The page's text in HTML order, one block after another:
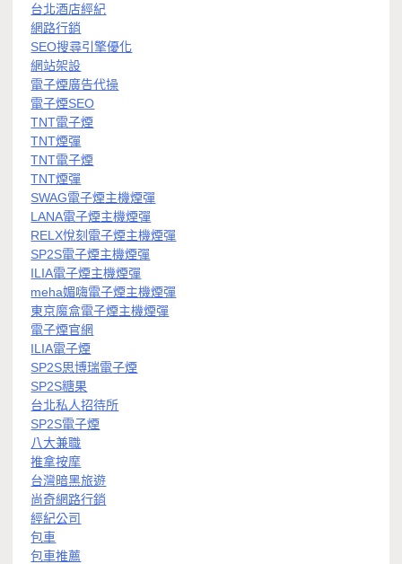
台北酒店經紀
網路行銷
SEO搜尋引擎優化
網站架設
電子煙廣告代操
電子煙SEO
TNT電子煙
TNT煙彈
TNT電子煙
TNT煙彈
SWAG電子煙主機煙彈
LANA電子煙主機煙彈
RELX悅刻電子煙主機煙彈
SP2S電子煙主機煙彈
ILIA電子煙主機煙彈
meha媚嗨電子煙主機煙彈
東京魔盒電子煙主機煙彈
電子煙官網
ILIA電子煙
SP2S思博瑞電子煙
SP2S糖果
台北私人招待所
SP2S電子煙
八大兼職
推拿按摩
台灣暗黑旅遊
尚奇網路行銷
經紀公司
包車
包車推薦